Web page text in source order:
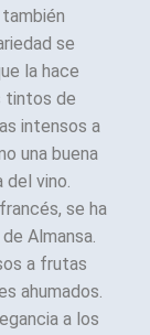
se
la hace
tintos de
intensos a
una buena
del vino.
se ha
Almansa.
a frutas
ahumados.
a los